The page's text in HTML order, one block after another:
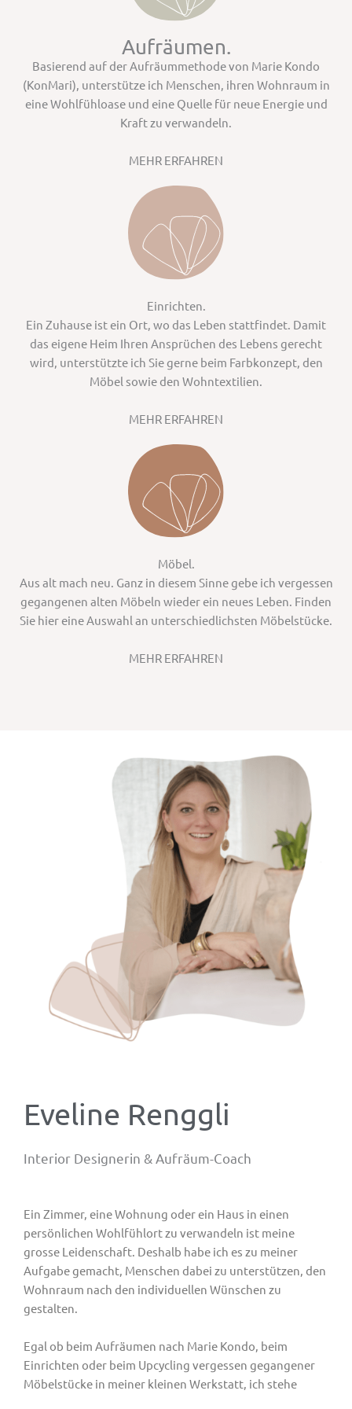
Aufräumen.
Basierend auf der Aufräummethode von Marie Kondo
(KonMari), unterstütze ich Menschen, ihren Wohnraum in
eine Wohlfühloase und eine Quelle für neue Energie und
Kraft zu verwandeln.
MEHR ERFAHREN
Einrichten.
Ein Zuhause ist ein Ort, wo das Leben stattfindet. Damit
das eigene Heim Ihren Ansprüchen des Lebens gerecht
wird, unterstützte ich Sie gerne beim Farbkonzept, den
Möbel sowie den Wohntextilien.
MEHR ERFAHREN
Möbel.
Aus alt mach neu. Ganz in diesem Sinne gebe ich vergessen
gegangenen alten Möbeln wieder ein neues Leben. Finden
Sie hier eine Auswahl an unterschiedlichsten Möbelstücke.
MEHR ERFAHREN
Eveline Renggli
Interior Designerin & Aufräum-Coach
Ein Zimmer, eine Wohnung oder ein Haus in einen
persönlichen Wohlfühlort zu verwandeln ist meine
grosse Leidenschaft. Deshalb habe ich es zu meiner
Aufgabe gemacht, Menschen dabei zu unterstützen, den
Wohnraum nach den individuellen Wünschen zu
gestalten.
Egal ob beim Aufräumen nach Marie Kondo, beim
Einrichten oder beim Upcycling vergessen gegangener
Möbelstücke in meiner kleinen Werkstatt, ich stehe